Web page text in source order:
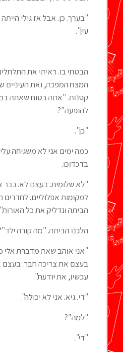
"בערך. כן. אבל אז גילי
עין".
הבטתי בו. ראיתי את
המצח המפכה, ואת העיניים
קטנות. "אתה בטוח שאתה
להופעה"?
"כן".
כמה ימים אני לא משגיחה
בדכדוכו.
"לא שלומית. בעצם לא. כבר
למקומות אפלוליים. לחדרים
הביתה ונדליק את כל
הלכנו הביתה. "מה קורה
"אני אוהב שאת מדברת אלי
בעצם את צריכה חבר. בעצם
עכשיו, את יודעת".
"די. גיא. אני לא יכולה".
"למה"?
"די".